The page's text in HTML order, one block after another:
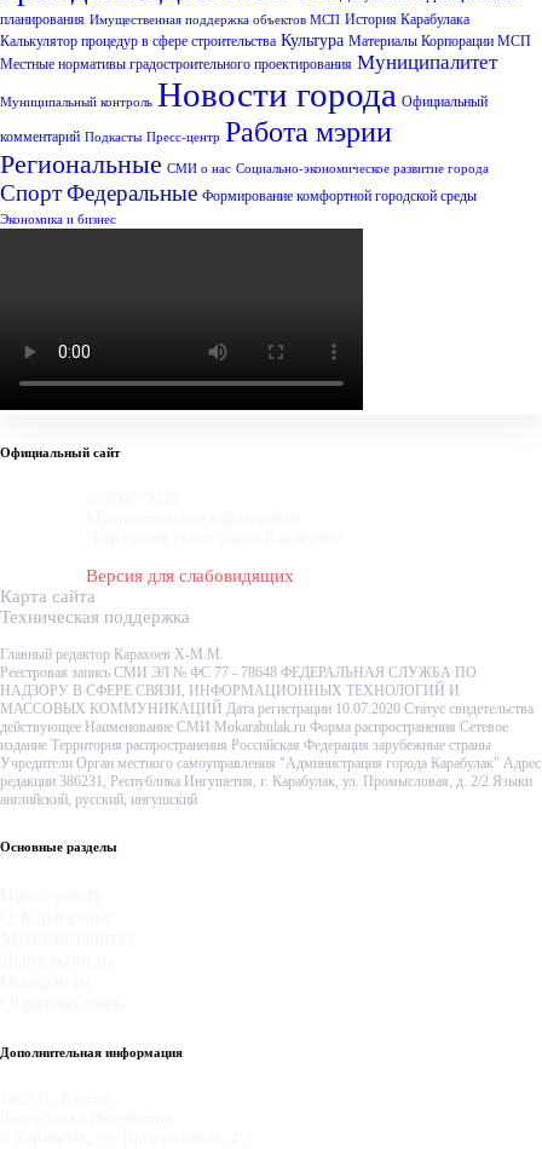
планирования Имущественная поддержка объектов МСП История Карабулака
Калькулятор процедур в сфере строительства Культура Материалы Корпорации МСП
Местные нормативы градостроительного проектирования Муниципалитет
Муниципальный контроль Новости города Официальный
комментарий Подкасты Пресс-центр Работа мэрии
Региональные СМИ о нас Социально-экономическое развитие города
СпортФедеральные Формирование комфортной городской среды
Экономика и бизнес
Официальный сайт
Версия для слабовидящих
Карта сайта
Техническая поддержка
Главный редактор Карахоев Х-М.М.
Реестровая запись СМИ ЭЛ № ФС 77 - 78648 ФЕДЕРАЛЬНАЯ СЛУЖБА ПО
НАДЗОРУ В СФЕРЕ СВЯЗИ, ИНФОРМАЦИОННЫХ ТЕХНОЛОГИЙ И
МАССОВЫХ КОММУНИКАЦИЙ Дата регистрации 10.07.2020 Статус свидетельства
действующее Наименование СМИ Mokarabulak.ru Форма распространения Сетевое
издание Территория распространения Российская Федерация зарубежные страны
Учредители Орган местного самоуправления "Администрация города Карабулак" Адрес
редакции 386231, Республика Ингушетия, г. Карабулак, ул. Промысловая, д. 2/2 Языки
английский, русский, ингушский
Основные разделы
Дополнительная информация